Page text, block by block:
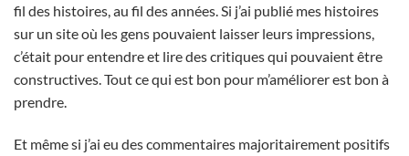
fil des histoires, au fil des années. Si j’ai publié mes histoires
sur un site où les gens pouvaient laisser leurs impressions,
c’était pour entendre et lire des critiques qui pouvaient être
constructives. Tout ce qui est bon pour m’améliorer est bon à
prendre.
Et même si j’ai eu des commentaires majoritairement positifs